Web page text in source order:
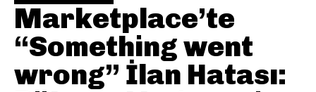
Marketplace’te
“Something went
wrong” İlan Hatası: